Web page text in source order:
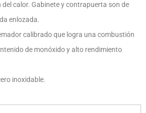
calor. Gabinete y contrapuerta son de
enlozada.
calibrado que logra una combustión
de monóxido y alto rendimiento
inoxidable.